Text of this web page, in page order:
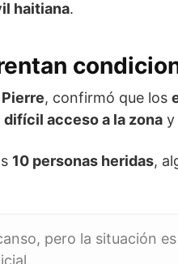
haitiana.
, confirmó que los
difícil acceso a la zona y
10 personas heridas,
pero la situación